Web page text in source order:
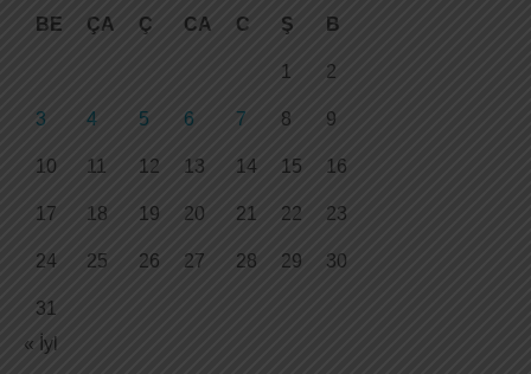
BE
ÇA Ç CA C Ş B
1 2
3 4 5 6 7 8 9
10 11 12 13 14 15 16
17 18 19 20 21 22 23
24 25 26 27 28 29 30
31
« İyl